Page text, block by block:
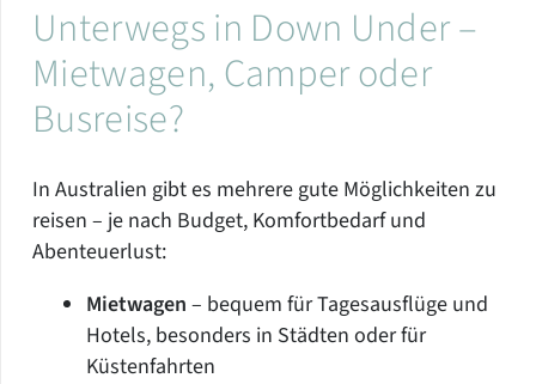
Unterwegs in Down Under –
Mietwagen, Camper oder
Busreise?
In Australien gibt es mehrere gute Möglichkeiten zu
reisen – je nach Budget, Komfortbedarf und
Abenteuerlust:
Mietwagen – bequem für Tagesausflüge und
Hotels, besonders in Städten oder für
Küstenfahrten